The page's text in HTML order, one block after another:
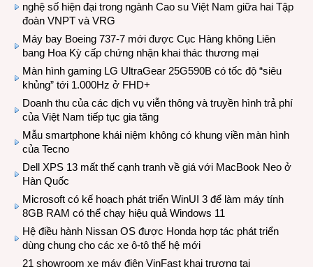
nghệ số hiện đại trong ngành Cao su Việt Nam giữa hai Tập
đoàn VNPT và VRG
Máy bay Boeing 737-7 mới được Cục Hàng không Liên
bang Hoa Kỳ cấp chứng nhận khai thác thương mại
Màn hình gaming LG UltraGear 25G590B có tốc độ “siêu
khủng” tới 1.000Hz ở FHD+
Doanh thu của các dịch vụ viễn thông và truyền hình trả phí
của Việt Nam tiếp tục gia tăng
Mẫu smartphone khái niệm không có khung viền màn hình
của Tecno
Dell XPS 13 mất thế cạnh tranh về giá với MacBook Neo ở
Hàn Quốc
Microsoft có kế hoạch phát triển WinUI 3 để làm máy tính
8GB RAM có thể chạy hiệu quả Windows 11
Hệ điều hành Nissan OS được Honda hợp tác phát triển
dùng chung cho các xe ô-tô thế hệ mới
21 showroom xe máy điện VinFast khai trương tại